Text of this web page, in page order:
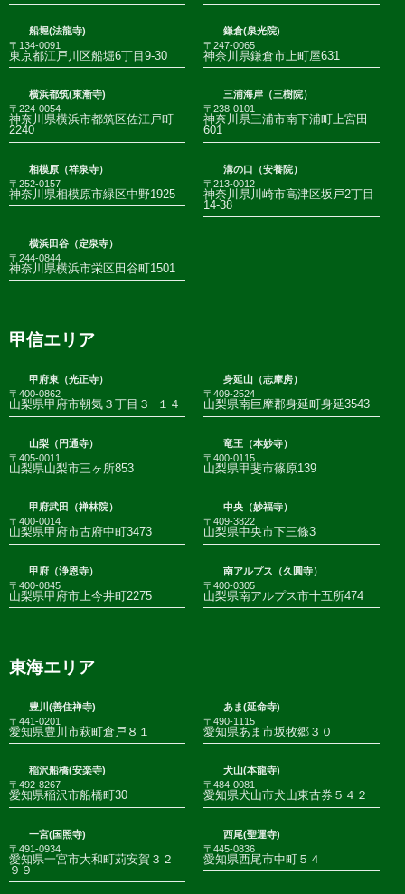
船堀(法龍寺)
〒134-0091
東京都江戸川区船堀6丁目9-30
鎌倉(泉光院)
〒247-0065
神奈川県鎌倉市上町屋631
横浜都筑(東漸寺)
〒224-0054
神奈川県横浜市都筑区佐江戸町
2240
三浦海岸（三樹院）
〒238-0101
神奈川県三浦市南下浦町上宮田
601
相模原（祥泉寺）
〒252-0157
神奈川県相模原市緑区中野1925
溝の口（安養院）
〒213-0012
神奈川県川崎市高津区坂戸2丁目
14-38
横浜田谷（定泉寺）
〒244-0844
神奈川県横浜市栄区田谷町1501
甲信エリア
甲府東（光正寺）
〒400-0862
山梨県甲府市朝気３丁目３−１４
身延山（志摩房）
〒409-2524
山梨県南巨摩郡身延町身延3543
山梨（円通寺）
〒405-0011
山梨県山梨市三ヶ所853
竜王（本妙寺）
〒400-0115
山梨県甲斐市篠原139
甲府武田（禅林院）
〒400-0014
山梨県甲府市古府中町3473
中央（妙福寺）
〒409-3822
山梨県中央市下三條3
甲府（浄恩寺）
〒400-0845
山梨県甲府市上今井町2275
南アルプス（久圓寺）
〒400-0305
山梨県南アルプス市十五所474
東海エリア
豊川(善住禅寺)
〒441-0201
愛知県豊川市萩町倉戸８１
あま(延命寺)
〒490-1115
愛知県あま市坂牧郷３０
稲沢船橋(安楽寺)
〒492-8267
愛知県稲沢市船橋町30
犬山(本龍寺)
〒484-0081
愛知県犬山市犬山東古券５４２
一宮(国照寺)
〒491-0934
愛知県一宮市大和町苅安賀３２
９９
西尾(聖運寺)
〒445-0836
愛知県西尾市中町５４